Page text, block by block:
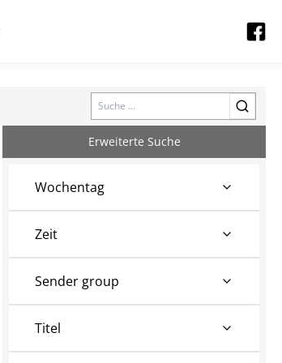
Search
Erweiterte Suche
Wochentag
Zeit
Sender group
Titel